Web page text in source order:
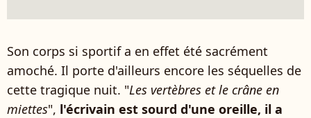
Son corps si sportif a en effet été sacrément
amoché. Il porte d'ailleurs encore les séquelles de
cette tragique nuit. "Les vertèbres et le crâne en
miettes", l'écrivain est sourd d'une oreille, il a